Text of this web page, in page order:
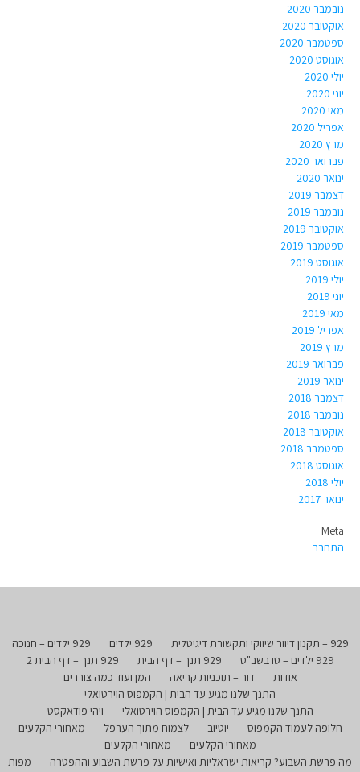
נובמבר 2020
אוקטובר 2020
ספטמבר 2020
אוגוסט 2020
יולי 2020
יוני 2020
מאי 2020
אפריל 2020
מרץ 2020
פברואר 2020
ינואר 2020
דצמבר 2019
נובמבר 2019
אוקטובר 2019
ספטמבר 2019
אוגוסט 2019
יולי 2019
יוני 2019
מאי 2019
אפריל 2019
מרץ 2019
פברואר 2019
ינואר 2019
דצמבר 2018
נובמבר 2018
אוקטובר 2018
ספטמבר 2018
אוגוסט 2018
יולי 2018
ינואר 2017
Meta
התחבר
929 – תקנון דיוור שיווקי ותקשורת דיגיטלית 929 ילדים
929 ילדים – חנוכה
929 ילדים – טו בשב"ט
929 תנך – דף הבית
929 תנך – דף הבית 2
אודות
דור – תוכניות קריאה
המן ועוד כמה צוררים
התנך שלנו מגיע עד הבית | הקמפוס הוירטואלי
התנך שלנו מגיע עד הבית | הקמפוס הוירטואלי
ויהי פודאקסט
חלופה לעמוד הקמפוס
יוטיוב לצמוח מתוך הערפל
מאחורי הקלעים
מאחורי הקלעים
מאחורי הקלעים
מה פרשת השבוע? קריאות ישראליות ואישיות על פרשת השבוע וההפטרה
מפות